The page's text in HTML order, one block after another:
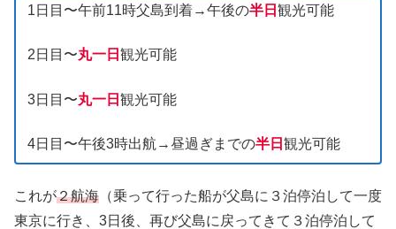
1日目〜午前11時父島到着→午後の半日 観光可能
2日目〜丸一日 観光可能
3日目〜丸一日 観光可能
4日目〜午後3時出航→昼過ぎまでの半日 観光可能
これが２航海 （乗って行った船が父島に３泊停泊して一度
東京に行き、3日後、再び父島に戻ってきて３泊停泊して